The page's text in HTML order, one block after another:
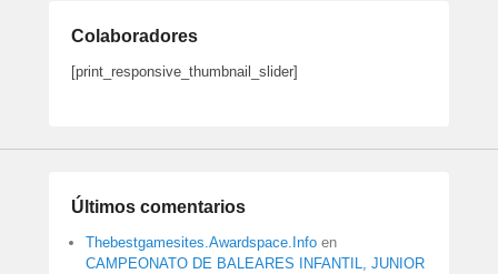
Colaboradores
[print_responsive_thumbnail_slider]
Últimos comentarios
Thebestgamesites.Awardspace.Info en
CAMPEONATO DE BALEARES INFANTIL, JUNIOR